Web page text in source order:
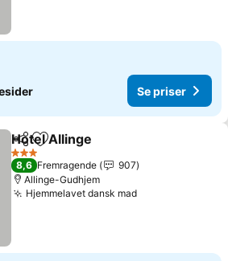
Se priser
Del Føj til favoritter
Hotel Allinge
3 Stjerner
8,6 Fremragende
907
Allinge-Gudhjem
Hjemmelavet dansk madSe priser